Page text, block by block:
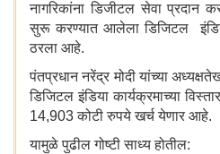
नागरिकांना डिजीटल सेवा प्रदान
सुरू करण्यात आलेला डिजिटल
ठरला आहे.
पंतप्रधान नरेंद्र मोदी यांच्या
डिजिटल इंडिया कार्यक्रमाच्या
14,903 कोटी रुपये खर्च येणार आहे.
यामुळे पुढील गोष्टी साध्य होतील: